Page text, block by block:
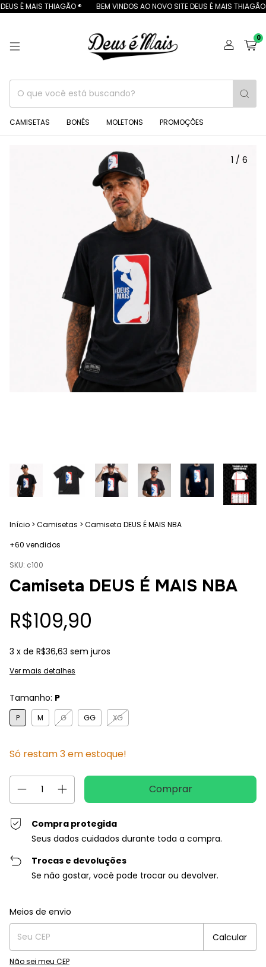
É MAIS THIAGÃO ® BEM VINDOS AO NOVO SITE DEUS É MAIS THIAGÃO ®
0
CAMISETAS BONÉS MOLETONS PROMOÇÕES
1 / 6
Início > Camisetas > Camiseta DEUS É MAIS NBA
+60 vendidos
SKU: c100
Camiseta DEUS É MAIS NBA
R$109,90
3 x de R$36,63 sem juros
Ver mais detalhes
Tamanho: P
P M G GG XG
Só restam3em estoque!
Compra protegida
Seus dados cuidados durante toda a compra.
Trocas e devoluções
Se não gostar, você pode trocar ou devolver.
Entregas para o CEP:
Meios de envio
Calcular
Não sei meu CEP